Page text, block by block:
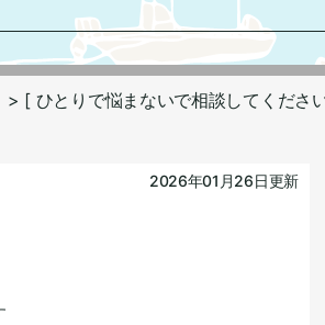
> [ ひとりで悩まないで相談してくださ
2026年01月26日更新